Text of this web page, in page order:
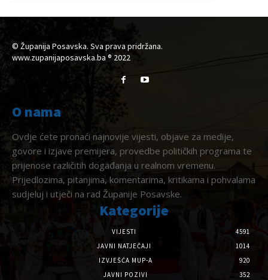
© Županija Posavska. Sva prava pridržana.
www.zupanijaposavska.ba ® 2022
O nama
Ovdje ćete pronaći najnovije vijesti, objave za medije,
govore i izjave premijera, provedbe političkih programa te
prijenose različitih događanja u realnom vremenu.
Prijedlozima, pitanjima, komentarima, kritikama i pohvalama
sudjeluj i utječi na rad Županije Posavske.
Kategorije
VIJESTI
4591
JAVNI NATJEČAJI
1014
IZVJEŠĆA MUP-A
920
JAVNI POZIVI
352